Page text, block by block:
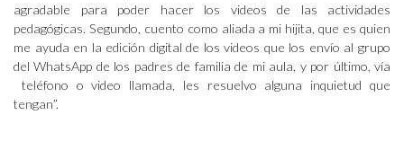
agradable para poder hacer los videos de las actividades
pedagógicas. Segundo, cuento como aliada a mi hijita, que es quien
me ayuda en la edición digital de los videos que los envío al grupo
del WhatsApp de los padres de familia de mi aula, y por último, vía
teléfono o video llamada, les resuelvo alguna inquietud que
tengan”.